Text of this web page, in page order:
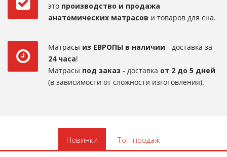
это производство и продажа
анатомических матрасов и товаров для сна.
Матрасы из ЕВРОПЫ в наличии - доставка за
24 часа!
Матрасы под заказ - доставка от 2 до 5 дней
(в зависимости от сложности изготовления).
Новинки Топ продаж